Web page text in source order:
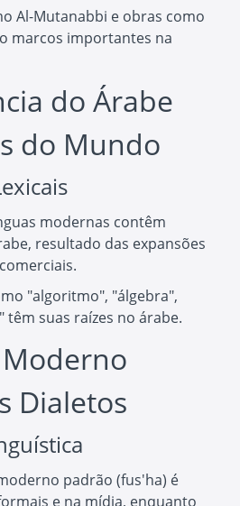
Al-Mutanabbi e obras como
marcos importantes na
do Árabe
do Mundo
modernas contêm
resultado das expansões
"algoritmo", "álgebra",
têm suas raízes no árabe.
Dialetos
padrão (fus'ha) é
e na mídia, enquanto